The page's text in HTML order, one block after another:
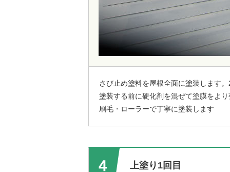
さび止め塗料を屋根全面に塗装します
塗装する前に硬化剤を混ぜて塗膜をよ
刷毛・ローラーで丁寧に塗装します
上塗り1回目